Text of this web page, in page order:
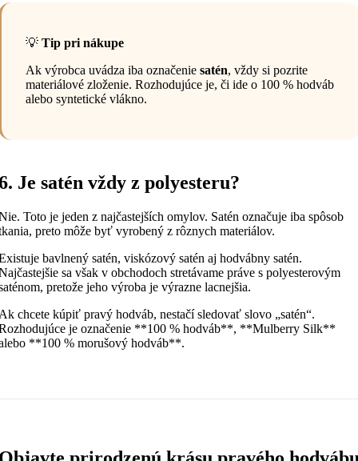
💡 Tip pri nákupe
Ak výrobca uvádza iba označenie satén, vždy si pozrite
materiálové zloženie. Rozhodujúce je, či ide o 100 % hodváb
alebo syntetické vlákno.
Je satén vždy z polyesteru?
Toto je jeden z najčastejších omylov. Satén označuje iba spôsob
preto môže byť vyrobený z rôznych materiálov.
bavlnený satén, viskózový satén aj hodvábny satén.
sa však v obchodoch stretávame práve s polyesterovým
pretože jeho výroba je výrazne lacnejšia.
chcete kúpiť pravý hodváb, nestačí sledovať slovo „satén“.
je označenie **100 % hodváb**, **Mulberry Silk**
**100 % morušový hodváb**.